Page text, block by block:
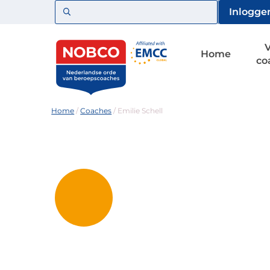
Zoeken
Home
Home /Coaches / Emilie Schell